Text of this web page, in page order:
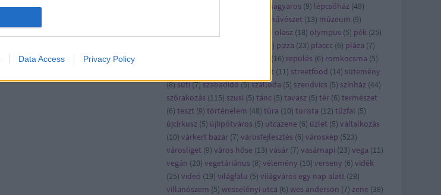
Data Access Privacy Policy
legjobb magyaros (9) lépcsőház (49)
művészet (13) múzeum (9)
) olasz (18) olympus (5) pék (25)
) pizza (23) placcc (6) pláza (7)
(16) repülés (6) romkocsma (5)
sport (11) streetfood (14) sütemény
(8)süti(7)szabadidő(5)szálloda (5) szendvics (5) színház (44)
szórakozás (115) szusi (5) tánc (5) tavasz (5) tér (6) természet
(6) teszt (9) történelem (48) túra (10) turista (12) tűzfal (5)
újcirkusz (5) újlipótváros (5) utcazene (6) üzlet (5) vállalkozás
(10) várkert bazár (7) városfejlesztés (6) városkép (523)
városliget (9) város hőse (13) vásár (7) vasárnapi (23) vega (11)
vegán (20) vegetáriánus (8) vélemény (10) verseny (6) vidék
(25) videó (19) világfalu (5) világváros egy nap alatt (28)
villanószem (5) wesselényi utca (6) wes anderson (7) zene (38)